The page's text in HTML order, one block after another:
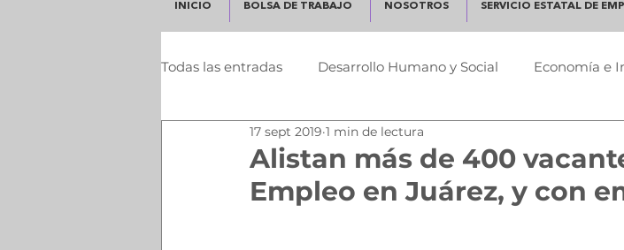
INICIO BOLSA DE TRABAJO NOSOTROS SERVICIO ESTATAL DE
Todas las entradas Desarrollo Humano y Social Economía e
Infraestructura y Desarrollo Urbano
Alistan más de 400
Empleo en Juárez, y con
17 sept 2019 1 min de lectura